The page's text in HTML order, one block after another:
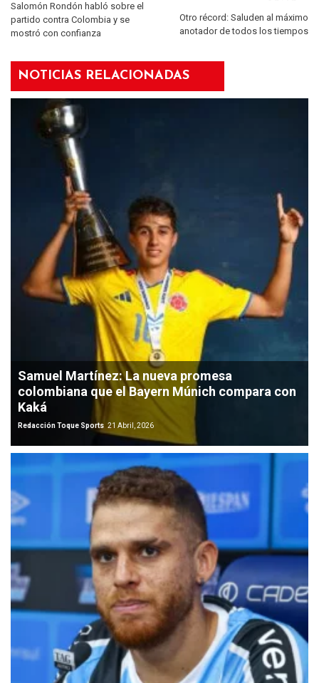
Salomón Rondón habló sobre el
partido contra Colombia y se
mostró con confianza
Otro récord: Saluden al máximo
anotador de todos los tiempos
NOTICIAS RELACIONADAS
Samuel Martínez: La nueva promesa
colombiana que el Bayern Múnich compara con
Kaká
Redacción Toque Sports 21 Abril, 2026